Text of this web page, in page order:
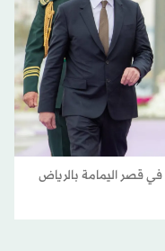
قصر اليمامة بالرياض